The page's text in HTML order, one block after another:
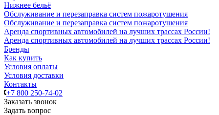
Нижнее бельё
Обслуживание и перезаправка систем пожаротушения
Обслуживание и перезаправка систем пожаротушения
Аренда спортивных автомобилей на лучших трассах России!
Аренда спортивных автомобилей на лучших трассах России!
Бренды
Как купить
Условия оплаты
Условия доставки
Контакты
+7 800 250-74-02
Заказать звонок
Задать вопрос